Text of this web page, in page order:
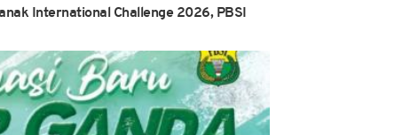
International Challenge 2026, PBSI